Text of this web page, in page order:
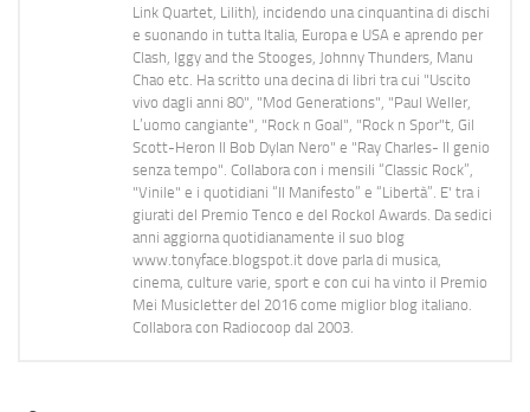
Link Quartet, Lilith), incidendo una cinquantina di dischi
e suonando in tutta Italia, Europa e USA e aprendo per
Clash, Iggy and the Stooges, Johnny Thunders, Manu
Chao etc. Ha scritto una decina di libri tra cui "Uscito
vivo dagli anni 80", "Mod Generations", "Paul Weller,
L’uomo cangiante", "Rock n Goal", "Rock n Spor"t, Gil
Scott-Heron Il Bob Dylan Nero" e "Ray Charles- Il genio
senza tempo". Collabora con i mensili “Classic Rock”,
"Vinile" e i quotidiani “Il Manifesto” e “Libertà”. E' tra i
giurati del Premio Tenco e del Rockol Awards. Da sedici
anni aggiorna quotidianamente il suo blog
www.tonyface.blogspot.it dove parla di musica,
cinema, culture varie, sport e con cui ha vinto il Premio
Mei Musicletter del 2016 come miglior blog italiano.
Collabora con Radiocoop dal 2003.